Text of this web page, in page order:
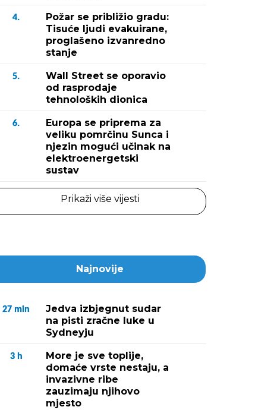
4.
Požar se približio gradu:
Tisuće ljudi evakuirane,
proglašeno izvanredno
stanje
5.
Wall Street se oporavio
od rasprodaje
tehnoloških dionica
6.
Europa se priprema za
veliku pomrčinu Sunca i
njezin mogući učinak na
elektroenergetski
sustav
Prikaži više vijesti
Najnovije
27 min
Jedva izbjegnut sudar
na pisti zračne luke u
Sydneyju
3 h
More je sve toplije,
domaće vrste nestaju, a
invazivne ribe
zauzimaju njihovo
mjesto